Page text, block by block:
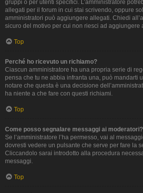
gruppi o per utenti specifici. L’amministratore
allegati per il forum in cui stai scrivendo, oppure
amministratori può aggiungere allegati. Chiedi
sicuro del motivo per cui non riesci ad aggiungere
Top
Perché ho ricevuto un richiamo?
Ciascun amministratore ha una propria serie di
pensa che tu ne abbia infranta una, può mandarti
notare che questa è una decisione
ha niente a che fare con questi richiami.
Top
Come posso segnalare messaggi ai moderatori?
Se l’amministratore l’ha permesso, vai al
dovresti vedere un pulsante che serve per fare la
Cliccandolo sarai introdotto alla procedura
messaggi.
Top